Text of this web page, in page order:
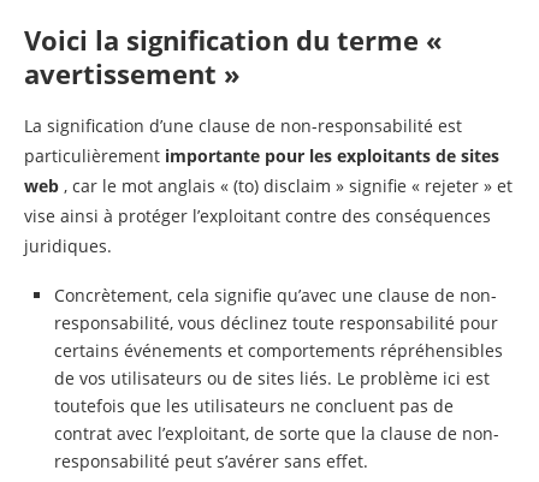
Voici la signification du terme «
avertissement »
La signification d’une clause de non-responsabilité est
particulièrement importante pour les exploitants de sites
web , car le mot anglais « (to) disclaim » signifie « rejeter » et
vise ainsi à protéger l’exploitant contre des conséquences
juridiques.
Concrètement, cela signifie qu’avec une clause de non-
responsabilité, vous déclinez toute responsabilité pour
certains événements et comportements répréhensibles
de vos utilisateurs ou de sites liés. Le problème ici est
toutefois que les utilisateurs ne concluent pas de
contrat avec l’exploitant, de sorte que la clause de non-
responsabilité peut s’avérer sans effet.